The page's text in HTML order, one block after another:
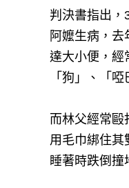
判決書指出，
阿嬤生病，
達大小便，經
「狗」、「啞
而林父經常毆
用毛巾綁住其
睡著時跌倒撞